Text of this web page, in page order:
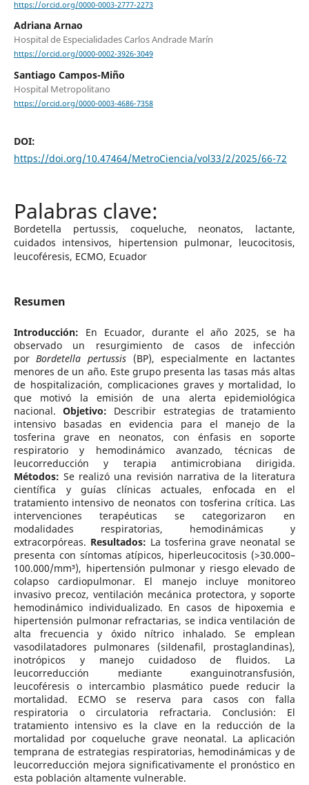
https://orcid.org/0000-0003-2777-2273
Adriana Arnao
Hospital de Especialidades Carlos Andrade Marín
https://orcid.org/0000-0002-3926-3049
Santiago Campos-Miño
Hospital Metropolitano
https://orcid.org/0000-0003-4686-7358
DOI:
https://doi.org/10.47464/MetroCiencia/vol33/2/2025/66-72
Bordetella pertussis, coqueluche, neonatos, lactante,
cuidados intensivos, hipertension pulmonar, leucocitosis,
leucoféresis, ECMO, Ecuador
Resumen
Introducción: En Ecuador, durante el año 2025, se ha
observado un resurgimiento de casos de infección
porBordetella pertussis (BP), especialmente en lactantes
menores de un año. Este grupo presenta las tasas más altas
de hospitalización, complicaciones graves y mortalidad, lo
que motivó la emisión de una alerta epidemiológica
nacional.Objetivo: Describir estrategias de tratamiento
intensivo basadas en evidencia para el manejo de la
tosferina grave en neonatos, con énfasis en soporte
respiratorio y hemodinámico avanzado, técnicas de
leucorreducción y terapia antimicrobiana dirigida.
Métodos: Se realizó una revisión narrativa de la literatura
científica y guías clínicas actuales, enfocada en el
tratamiento intensivo de neonatos con tosferina crítica. Las
intervenciones terapéuticas se categorizaron en
modalidades respiratorias, hemodinámicas y
extracorpóreas. Resultados: La tosferina grave neonatal se
presenta con síntomas atípicos, hiperleucocitosis (>30.000–
100.000/mm³), hipertensión pulmonar y riesgo elevado de
colapso cardiopulmonar. El manejo incluye monitoreo
invasivo precoz, ventilación mecánica protectora, y soporte
hemodinámico individualizado. En casos de hipoxemia e
hipertensión pulmonar refractarias, se indica ventilación de
alta frecuencia y óxido nítrico inhalado. Se emplean
vasodilatadores pulmonares (sildenafil, prostaglandinas),
inotrópicos y manejo cuidadoso de fluidos. La
leucorreducción mediante exanguinotransfusión,
leucoféresis o intercambio plasmático puede reducir la
mortalidad. ECMO se reserva para casos con falla
respiratoria o circulatoria refractaria. Conclusión: El
tratamiento intensivo es la clave en la reducción de la
mortalidad por coqueluche grave neonatal. La aplicación
temprana de estrategias respiratorias, hemodinámicas y de
leucorreducción mejora significativamente el pronóstico en
esta población altamente vulnerable.